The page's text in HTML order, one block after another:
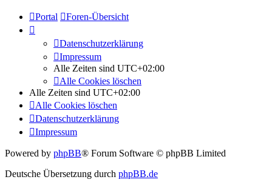
Portal Foren-Übersicht
Datenschutzerklärung
Impressum
Alle Zeiten sind UTC+02:00
Alle Cookies löschen
Alle Zeiten sind UTC+02:00
Alle Cookies löschen
Datenschutzerklärung
Impressum
Powered by phpBB® Forum Software © phpBB Limited
Deutsche Übersetzung durch phpBB.de